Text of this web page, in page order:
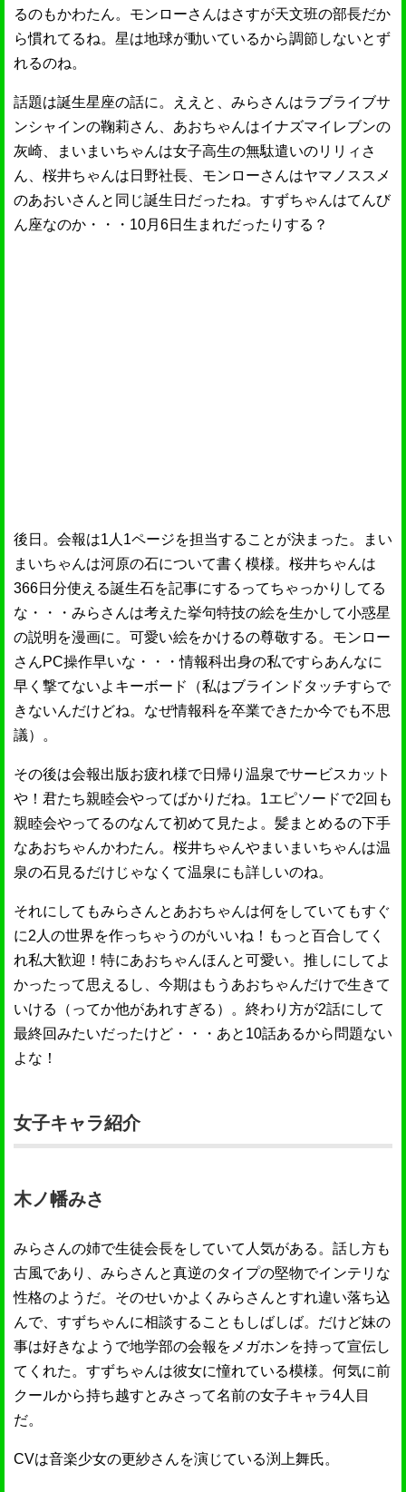
るのもかわたん。モンローさんはさすが天文班の部長だか
ら慣れてるね。星は地球が動いているから調節しないとず
れるのね。
話題は誕生星座の話に。ええと、みらさんはラブライブサ
ンシャインの鞠莉さん、あおちゃんはイナズマイレブンの
灰崎、まいまいちゃんは女子高生の無駄遣いのリリィさ
ん、桜井ちゃんは日野社長、モンローさんはヤマノススメ
のあおいさんと同じ誕生日だったね。すずちゃんはてんび
ん座なのか・・・10月6日生まれだったりする？
後日。会報は1人1ページを担当することが決まった。まい
まいちゃんは河原の石について書く模様。桜井ちゃんは
366日分使える誕生石を記事にするってちゃっかりしてる
な・・・みらさんは考えた挙句特技の絵を生かして小惑星
の説明を漫画に。可愛い絵をかけるの尊敬する。モンロー
さんPC操作早いな・・・情報科出身の私ですらあんなに
早く撃てないよキーボード（私はブラインドタッチすらで
きないんだけどね。なぜ情報科を卒業できたか今でも不思
議）。
その後は会報出版お疲れ様で日帰り温泉でサービスカット
や！君たち親睦会やってばかりだね。1エピソードで2回も
親睦会やってるのなんて初めて見たよ。髪まとめるの下手
なあおちゃんかわたん。桜井ちゃんやまいまいちゃんは温
泉の石見るだけじゃなくて温泉にも詳しいのね。
それにしてもみらさんとあおちゃんは何をしていてもすぐ
に2人の世界を作っちゃうのがいいね！もっと百合してく
れ私大歓迎！特にあおちゃんほんと可愛い。推しにしてよ
かったって思えるし、今期はもうあおちゃんだけで生きて
いける（ってか他があれすぎる）。終わり方が2話にして
最終回みたいだったけど・・・あと10話あるから問題ない
よな！
女子キャラ紹介
木ノ幡みさ
みらさんの姉で生徒会長をしていて人気がある。話し方も
古風であり、みらさんと真逆のタイプの堅物でインテリな
性格のようだ。そのせいかよくみらさんとすれ違い落ち込
んで、すずちゃんに相談することもしばしば。だけど妹の
事は好きなようで地学部の会報をメガホンを持って宣伝し
てくれた。すずちゃんは彼女に憧れている模様。何気に前
クールから持ち越すとみさって名前の女子キャラ4人目
だ。
CVは音楽少女の更紗さんを演じている渕上舞氏。